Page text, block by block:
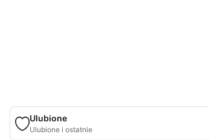
Ulubione
Ulubione i ostatnie